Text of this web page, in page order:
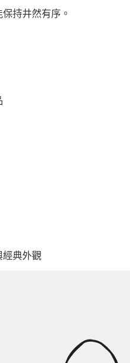
持井然有序。
經典外觀